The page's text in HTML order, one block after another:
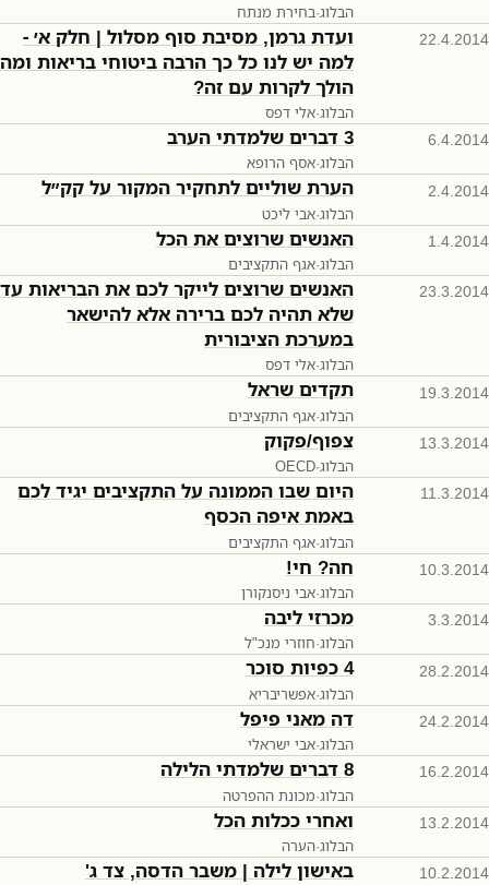
הבלוג·בחירת מנתח
22.4.2014
ועדת גרמן, מסיבת סוף מסלול | חלק א׳ -
למה יש לנו כל כך הרבה ביטוחי בריאות ומה
הולך לקרות עם זה?
הבלוג·אלי דפס
6.4.2014 3 דברים שלמדתי הערב
הבלוג·אסף הרופא
2.4.2014 הערת שוליים לתחקיר המקור על קק״ל
הבלוג·אבי ליכט
1.4.2014 האנשים שרוצים את הכל
הבלוג·אגף התקציבים
23.3.2014
האנשים שרוצים לייקר לכם את הבריאות עד
שלא תהיה לכם ברירה אלא להישאר
במערכת הציבורית
הבלוג·אלי דפס
19.3.2014 תקדים שראל
הבלוג·אגף התקציבים
13.3.2014 צפוף/פקוק
הבלוג·
OECD
11.3.2014
היום שבו הממונה על התקציבים יגיד לכם
באמת איפה הכסף
הבלוג·אגף התקציבים
10.3.2014 חה? חי!
הבלוג·אבי ניסנקורן
3.3.2014 מכרזי ליבה
הבלוג·חוזרי מנכ"ל
28.2.2014 4 כפיות סוכר
הבלוג·אפשריבריא
24.2.2014 דה מאני פיפל
הבלוג·אבי ישראלי
16.2.2014 8 דברים שלמדתי הלילה
הבלוג·מכונת ההפרטה
13.2.2014 ואחרי ככלות הכל
הבלוג·הערה
10.2.2014 באישון לילה | משבר הדסה, צד ג'